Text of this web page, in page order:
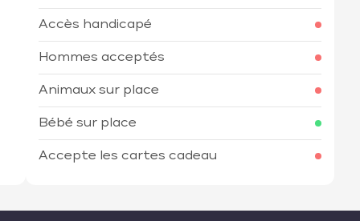
Accès handicapé
Hommes acceptés
Animaux sur place
Bébé sur place
Accepte les cartes cadeau